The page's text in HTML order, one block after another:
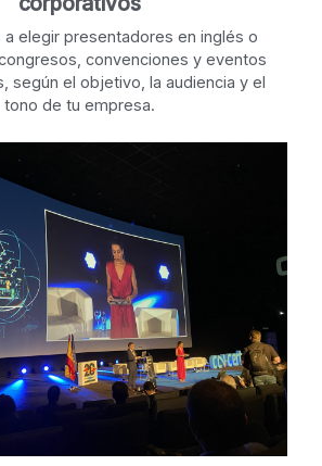
a elegir presentadores en inglés o
convenciones y eventos
según el objetivo, la audiencia y el
tono de tu empresa.